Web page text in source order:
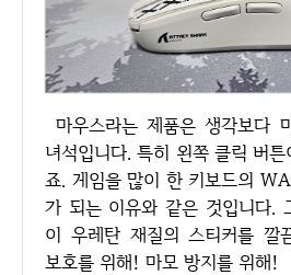
마우스라는 제품은 생각보다 마모가 빨리 진행되는
녀석입니다. 특히 왼쪽 클릭 버
죠. 게임을 많이 한 키보드의
가 되는 이유와 같은 것입니다.
이 우레탄 재질의 스티커를 깔
보호를 위해! 마모 방지를 위해!